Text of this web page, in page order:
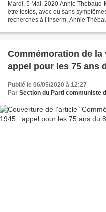
Mardi, 5 Mai, 2020 Annie
être testés, avec ou sans
recherches à l’Inserm, Annie
Commémoration de la
appel pour les 75 ans
Publié le 06/05/2020 à 12:27
Par Section du Parti communiste